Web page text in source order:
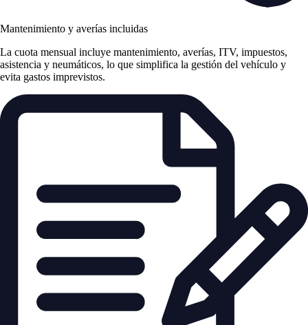
Mantenimiento y averías incluidas
La cuota mensual incluye mantenimiento, averías, ITV, impuestos,
asistencia y neumáticos, lo que simplifica la gestión del vehículo y
evita gastos imprevistos.